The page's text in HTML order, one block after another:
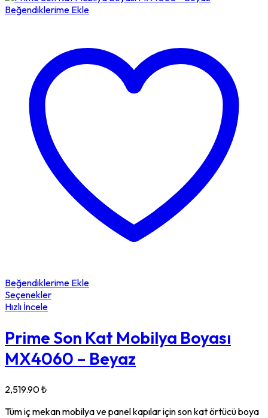
Beğendiklerime Ekle
Beğendiklerime Ekle
Seçenekler
Hızlı İncele
Prime Son Kat Mobilya Boyası
MX4060 – Beyaz
2,519.90₺
Tüm iç mekan mobilya ve panel kapılar için son kat örtücü boya